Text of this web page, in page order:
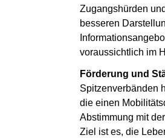
Zugangshürden
besseren
voraussichtlich im
Förderung und
Spitzenverbänden
die einen
Abstimmung mit
Ziel ist es, die